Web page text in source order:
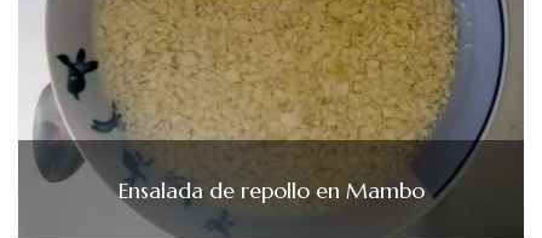
Ensalada de repollo en Mambo